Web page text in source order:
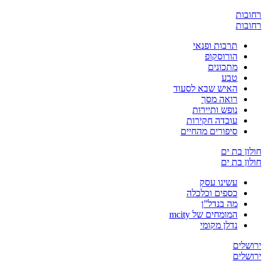
תרבות ופנאי
הורוסקופ
מתכונים
טבע
האיש שבא לסעוד
רואה מסך
נופש ותיירות
עובדה חקירות
סיפורים מהחיים
בת ים
בת ים
עשינו עסק
כספים וכלכלה
מה בנדל”ן
המומחים של mcity
נדלן מקומי